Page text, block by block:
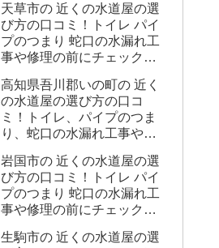
天草市の 近くの水道屋の選
び方の口コミ！トイレ パイ
プのつまり 蛇口の水漏れ工
事や修理の前にチェックす
高知県吾川郡いの町の 近く
の水道屋の選び方の口コ
ミ！トイレ、パイプのつま
り、蛇口の水漏れ工事や修
をシェアします。
岩国市の 近くの水道屋の選
び方の口コミ！トイレ パイ
プのつまり 蛇口の水漏れ工
事や修理の前にチェックす
生駒市の 近くの水道屋の選